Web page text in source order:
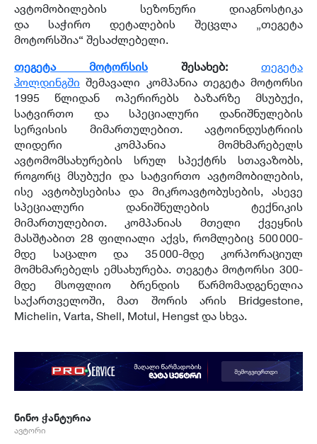
ავტომობილების სეზონური დიაგნოსტიკა
და საჭირო დეტალების შეცვლა „თეგეტა
მოტორსშია“ შესაძლებელი.
თეგეტა მოტორსის შესახებ: თეგეტა
ჰოლდინგში შემავალი კომპანია თეგეტა მოტორსი
1995 წლიდან ოპერირებს ბაზარზე მსუბუქი,
სატვირთო და სპეციალური დანიშნულების
სერვისის მიმართულებით. ავტოინდუსტრიის
ლიდერი კომპანია მომხმარებელს
ავტომომსახურების სრულ სპექტრს სთავაზობს,
როგორც მსუბუქი და სატვირთო ავტომობილების,
ისე ავტობუსებისა და მიკროავტობუსების, ასევე
სპეციალური დანიშნულების ტექნიკის
მიმართულებით. კომპანიას მთელი ქვეყნის
მასშტაბით 28 ფილიალი აქვს, რომლებიც 500 000-
მდე საცალო და 35 000-მდე კორპორაციულ
მომხმარებელს ემსახურება. თეგეტა მოტორსი 300-
მდე მსოფლიო ბრენდის წარმომადგენელია
საქართველოში, მათ შორის არის Bridgestone,
Michelin, Varta, Shell, Motul, Hengst და სხვა.
ნინო ჭანტურია
ავტორი